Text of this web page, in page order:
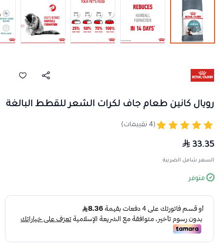
رويال كانين طعام جاف لكرات الشعر للقطط البالغة
(4 تقييمات)
33.35
السعر شامل الضريبة
متوفر